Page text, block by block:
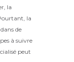
la
la
de
à suivre
peut